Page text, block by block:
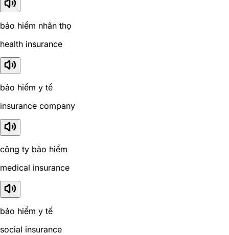
bảo hiểm nhân thọ
health insurance
bảo hiểm y tế
insurance company
công ty bảo hiểm
medical insurance
bảo hiểm y tế
social insurance